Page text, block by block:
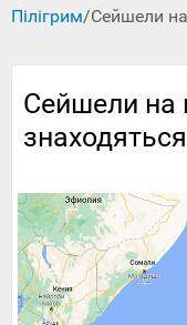
Пілігрим/Сейшели на
Сейшели на